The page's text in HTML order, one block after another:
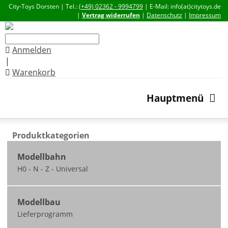
City-Toys Dorsten | Tel.:(+49) 02362 - 9994799 | E-Mail: info(at)citytoys.de
| Vertrag widerrufen | Datenschutz | Impressum
Anmelden
|
Warenkorb
Hauptmenü
Produktkategorien
Modellbahn
H0 - N - Z - Universal
Neuheiten
nicht ausgeliefert /
zum Teil vorbestellbar
Modellbau
Lieferprogramm